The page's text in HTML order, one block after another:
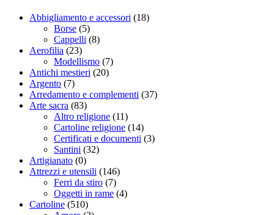
Abbigliamento e accessori (18)
Borse (5)
Cappelli (8)
Aerofilia (23)
Modellismo (7)
Antichi mestieri (20)
Argento (7)
Arredamento e complementi (37)
Arte sacra (83)
Altro religione (11)
Cartoline religione (14)
Certificati e documenti (3)
Santini (32)
Artigianato (0)
Attrezzi e utensili (146)
Ferri da stiro (7)
Oggetti in rame (4)
Cartoline (510)